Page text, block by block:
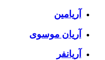
آریامین
آریان موسوی
آریانفر